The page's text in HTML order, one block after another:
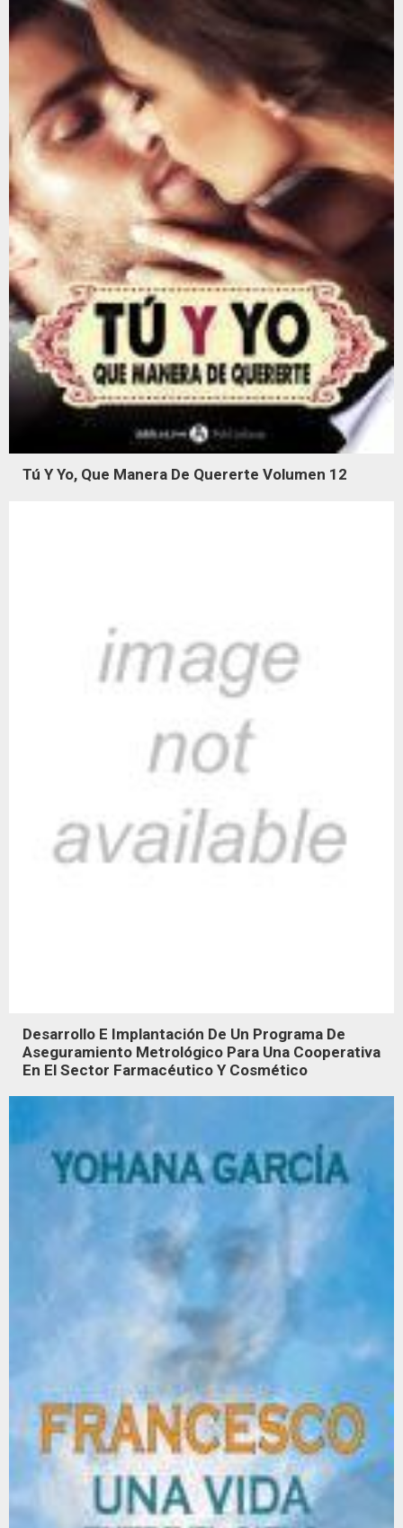
Tú Y Yo, Que Manera De Quererte Volumen 12
Desarrollo E Implantación De Un Programa De
Aseguramiento Metrológico Para Una Cooperativa
En El Sector Farmacéutico Y Cosmético